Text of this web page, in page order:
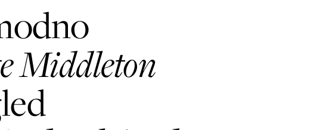
Middleton